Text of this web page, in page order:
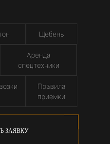
Щебень
Аренда
спецтехники
Правила
приемки
ЗАЯВКУ